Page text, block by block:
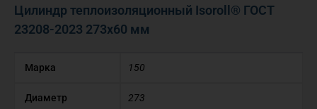
Цилиндр теплоизоляционный Isoroll® ГОСТ
23208-2023 273х60 мм
Марка 150
Диаметр 273